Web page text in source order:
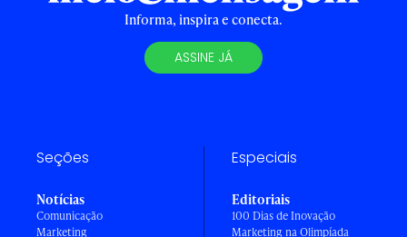
Informa, inspira e conecta.
ASSINE JÁ
Seções
Notícias
Comunicação
Marketing
Especiais
Editoriais
100 Dias de Inovação
Marketing na Olimpíada